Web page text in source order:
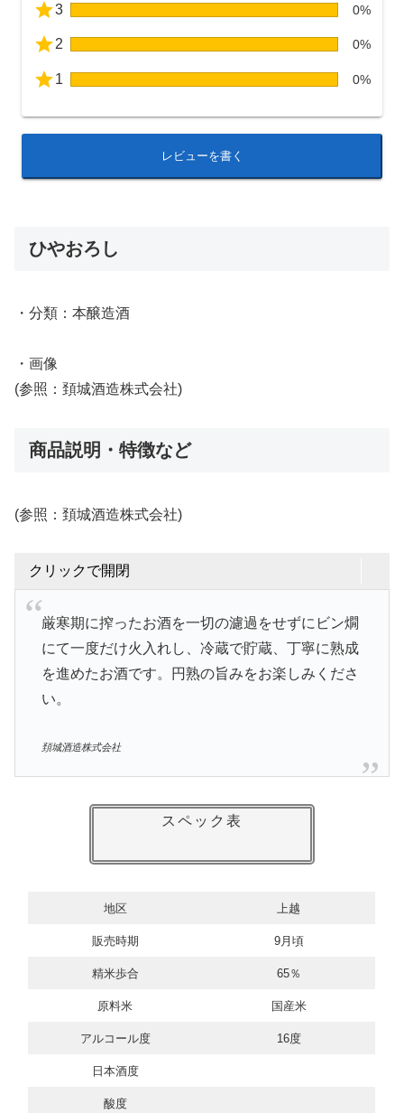
3 0%
2 0%
1 0%
レビューを書く
ひやおろし
・分類：本醸造酒
・画像
(参照：頚城酒造株式会社)
商品説明・特徴など
(参照：頚城酒造株式会社)
クリックで開閉
厳寒期に搾ったお酒を一切の濾過をせずにビン燗
にて一度だけ火入れし、冷蔵で貯蔵、丁寧に熟成
を進めたお酒です。円熟の旨みをお楽しみくださ
い。
頚城酒造株式会社
スペック表
地区 上越
販売時期 9月頃
精米歩合 65％
原料米 国産米
アルコール度 16度
日本酒度
酸度